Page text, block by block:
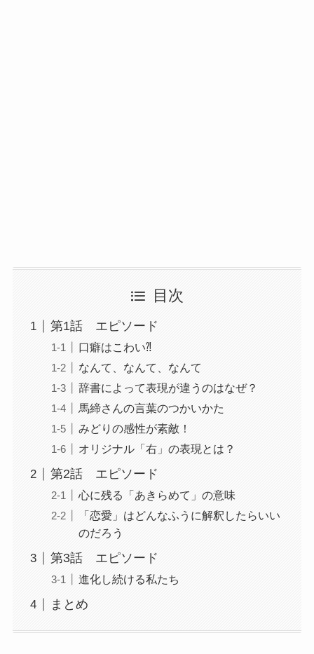
目次
第1話 エピソード
口癖はこわい⁈
なんて、なんて、なんて
辞書によって表現が違うのはなぜ？
馬締さんの言葉のつかいかた
みどりの感性が素敵！
オリジナル「右」の表現とは？
第2話 エピソード
心に残る「あきらめて」の意味
「恋愛」はどんなふうに解釈したらいい
のだろう
第3話 エピソード
進化し続ける私たち
まとめ